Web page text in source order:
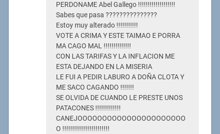
PERDONAME Abel Gallego !!!!!!!!!!!!!!!!!!!
Sabes que pasa ???????????????
Estoy muy alterado !!!!!!!!!!!
VOTE A CRIMA Y ESTE TAIMAO E PORRA
MA CAGO MAL !!!!!!!!!!!!!!
CON LAS TARIFAS Y LA INFLACION ME
ESTA DEJANDO EN LA MISERIA
LE FUI A PEDIR LABURO A DOÑA CLOTA Y
ME SACO CAGANDO !!!!!!!
SE OLVIDA DE CUANDO LE PRESTE UNOS
PATACONES !!!!!!!!!!!!!
CANEJOOOOOOOOOOOOOOOOOOOOOO
O !!!!!!!!!!!!!!!!!!!!!!!!